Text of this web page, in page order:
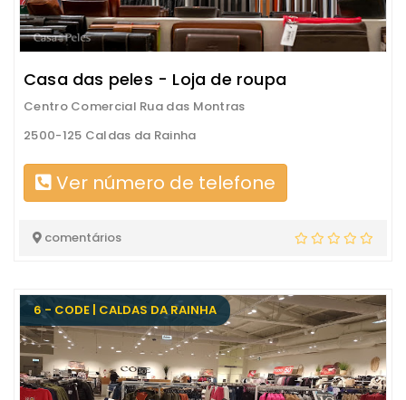
Casa das peles - Loja de roupa
Centro Comercial Rua das Montras
2500-125 Caldas da Rainha
Ver número de telefone
comentários
6 - CODE | CALDAS DA RAINHA